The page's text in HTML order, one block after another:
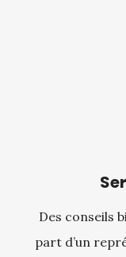
Des conseils
part d’un